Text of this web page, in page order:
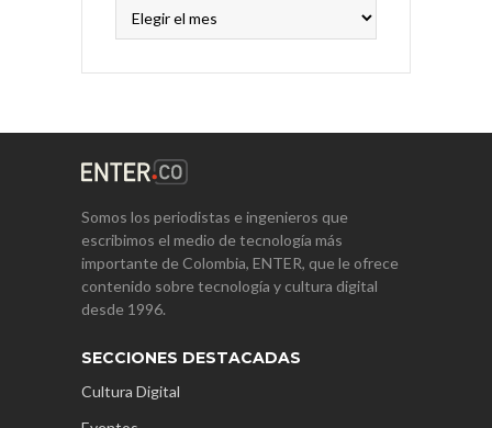
Somos los periodistas e ingenieros que
escribimos el medio de tecnología más
importante de Colombia, ENTER, que le ofrece
contenido sobre tecnología y cultura digital
desde 1996.
SECCIONES DESTACADAS
Cultura Digital